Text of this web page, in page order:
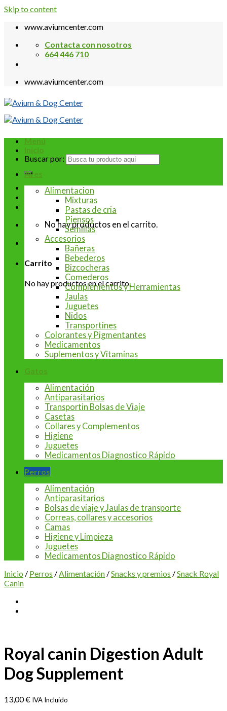
Skip to content
www.aviumcenter.com
Contacta con nosotros
664 446 710
www.aviumcenter.com
Menú
Buscar por:
No hay productos en el carrito.
Carrito
No hay productos en el carrito.
Inicio
Aves
Alimentacion
Mixturas
Pastas de cria
Piensos
Semillas
Accesorios
Bañeras
Bebederos
Bizcocheras
Comederos
Complementos y Herramientas
Jaulas
Juguetes
Nidos
Transportines
Colorantes y Pigmentantes
Medicamentos
Suplementos y Vitaminas
Gatos
Alimentación
Antiparasitarios
Transportin Bolsas de Viaje
Casetas
Collares y Complementos
Higiene
Juguetes
Medicamentos Diagnostico Rápido
Perros
Alimentación
Antiparasitarios
Bolsas de viaje y Jaulas de transporte
Correas, collares y accesorios
Camas
Higiene y Limpieza
Juguetes
Medicamentos Diagnostico Rápido
Inicio / Perros /Alimentación /Snacks y premios /Snack Royal
Canin
Royal canin Digestion Adult
Dog Supplement
13,00€ IVA Incluido